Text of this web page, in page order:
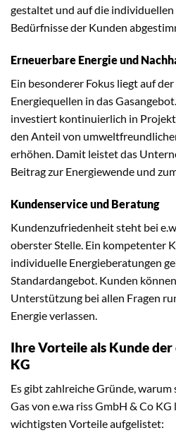
gestaltet und auf die
Bedürfnisse der Kunden
Erneuerbare Energie und
Ein besonderer Fokus liegt auf
Energiequellen in das
investiert kontinuierlich in
den Anteil von
erhöhen. Damit leistet das
Beitrag zur Energiewende und
Kundenservice und Beratung
Kundenzufriedenheit steht bei
oberster Stelle. Ein kompetenter
individuelle Energieberatungen
Standardangebot. Kunden
Unterstützung bei allen Fragen
Energie verlassen.
Ihre Vorteile als Kunde der
KG
Es gibt zahlreiche Gründe,
Gas von e.wa riss GmbH & Co
wichtigsten Vorteile aufgelistet: